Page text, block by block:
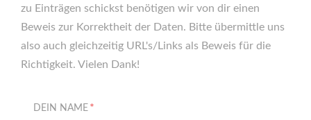
zu Einträgen schickst benötigen wir von dir einen
Beweis zur Korrektheit der Daten. Bitte übermittle uns
also auch gleichzeitig URL's/Links als Beweis für die
Richtigkeit. Vielen Dank!
DEIN NAME *